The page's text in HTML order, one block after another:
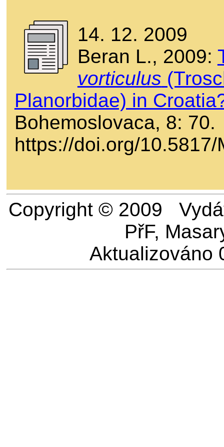
14. 12. 2009
Beran L., 2009:
vorticulus
Planorbidae) in
Bohemoslovaca, 8: 70.
https://doi.org/
Copyright © 2009
PřF,
Aktualizováno